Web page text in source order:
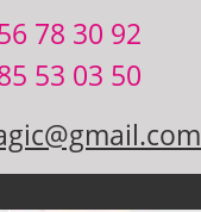
78 30 92
53 03 50